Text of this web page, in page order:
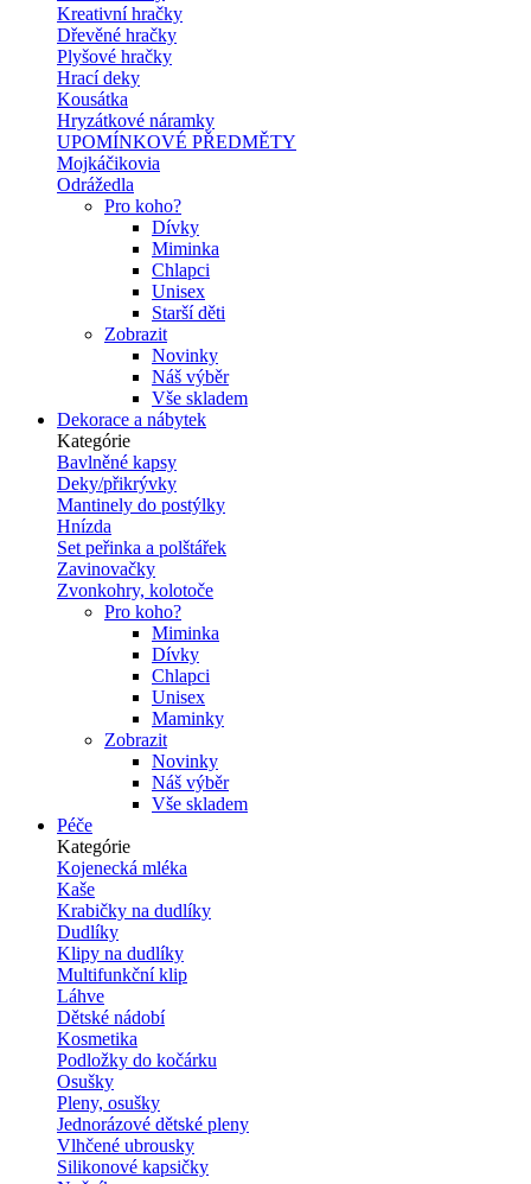
Kreativní hračky
Dřevěné hračky
Plyšové hračky
Hrací deky
Kousátka
Hryzátkové náramky
UPOMÍNKOVÉ PŘEDMĚTY
Mojkáčikovia
Odrážedla
Pro koho?
Dívky
Miminka
Chlapci
Unisex
Starší děti
Zobrazit
Novinky
Náš výběr
Vše skladem
Dekorace a nábytek
Kategórie
Bavlněné kapsy
Deky/přikrývky
Mantinely do postýlky
Hnízda
Set peřinka a polštářek
Zavinovačky
Zvonkohry, kolotoče
Pro koho?
Miminka
Dívky
Chlapci
Unisex
Maminky
Zobrazit
Novinky
Náš výběr
Vše skladem
Péče
Kategórie
Kojenecká mléka
Kaše
Krabičky na dudlíky
Dudlíky
Klipy na dudlíky
Multifunkční klip
Láhve
Dětské nádobí
Kosmetika
Podložky do kočárku
Osušky
Pleny, osušky
Jednorázové dětské pleny
Vlhčené ubrousky
Silikonové kapsičky